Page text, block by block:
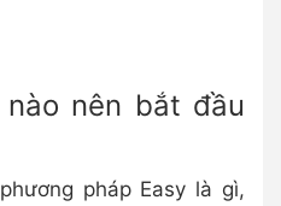
nào nên bắt đầu
pháp Easy là gì,